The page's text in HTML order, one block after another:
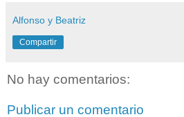
Alfonso y Beatriz
Compartir
No hay comentarios:
Publicar un comentario